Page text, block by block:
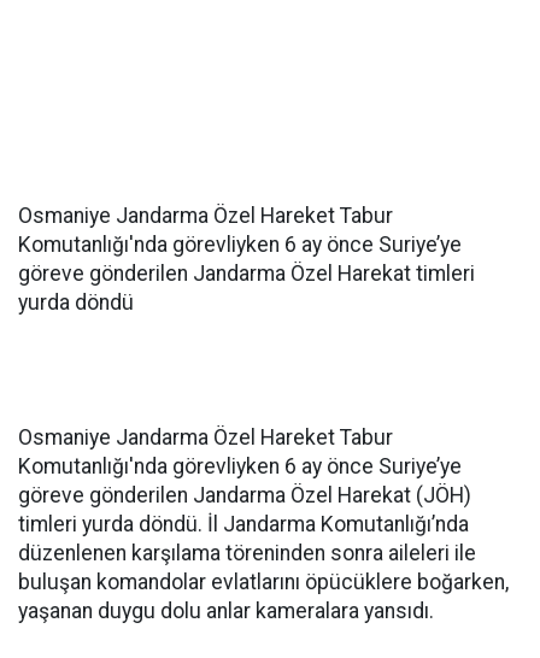
Osmaniye Jandarma Özel Hareket Tabur
Komutanlığı'nda görevliyken 6 ay önce Suriye’ye
göreve gönderilen Jandarma Özel Harekat timleri
yurda döndü
Osmaniye Jandarma Özel Hareket Tabur
Komutanlığı'nda görevliyken 6 ay önce Suriye’ye
göreve gönderilen Jandarma Özel Harekat (JÖH)
timleri yurda döndü. İl Jandarma Komutanlığı’nda
düzenlenen karşılama töreninden sonra aileleri ile
buluşan komandolar evlatlarını öpücüklere boğarken,
yaşanan duygu dolu anlar kameralara yansıdı.